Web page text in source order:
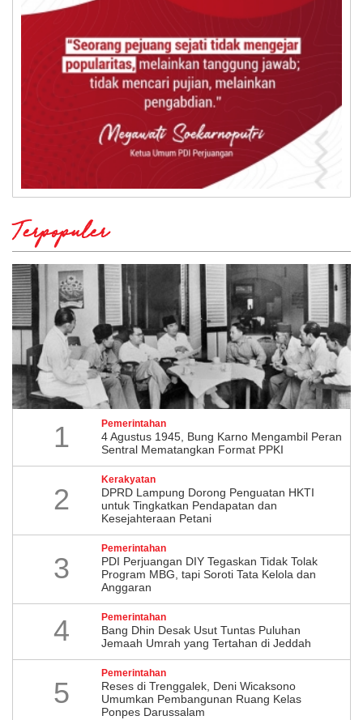
Terpopuler
1 Pemerintahan
4 Agustus 1945, Bung Karno Mengambil Peran
Sentral Mematangkan Format PPKI
2
Kerakyatan
DPRD Lampung Dorong Penguatan HKTI
untuk Tingkatkan Pendapatan dan
Kesejahteraan Petani
3
Pemerintahan
PDI Perjuangan DIY Tegaskan Tidak Tolak
Program MBG, tapi Soroti Tata Kelola dan
Anggaran
4 Pemerintahan
Bang Dhin Desak Usut Tuntas Puluhan
Jemaah Umrah yang Tertahan di Jeddah
5
Pemerintahan
​Reses di Trenggalek, Deni Wicaksono
Umumkan Pembangunan Ruang Kelas
Ponpes Darussalam